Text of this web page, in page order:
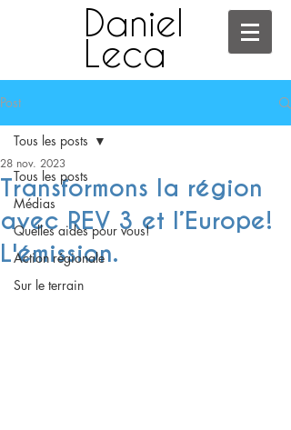
Daniel
Leca
Post
Tous les posts
Médias
Quelles aides pour vous!
Action régionale
Sur le terrain
Tous les posts
Transformons la région
avec REV 3 et l’Europe!
L'émission.
28 nov. 2023